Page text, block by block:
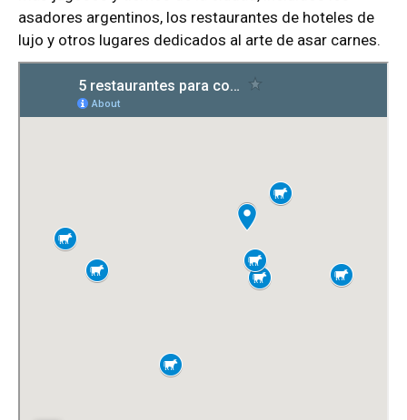
asadores argentinos, los restaurantes de hoteles de
lujo y otros lugares dedicados al arte de asar carnes.